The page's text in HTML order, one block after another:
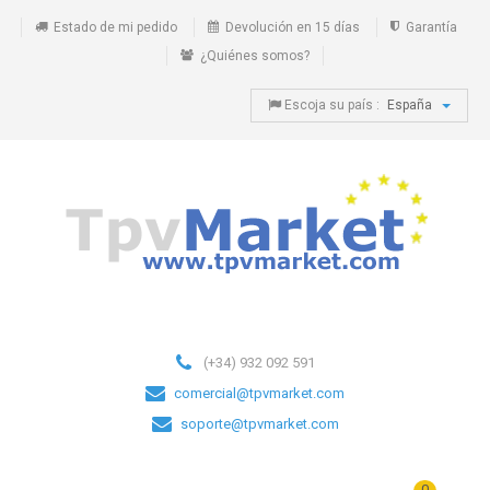
Estado de mi pedido Devolución en 15 días
Garantía
¿Quiénes somos?
Escoja su país : España
(+34) 932 092 591
comercial@tpvmarket.com
soporte@tpvmarket.com